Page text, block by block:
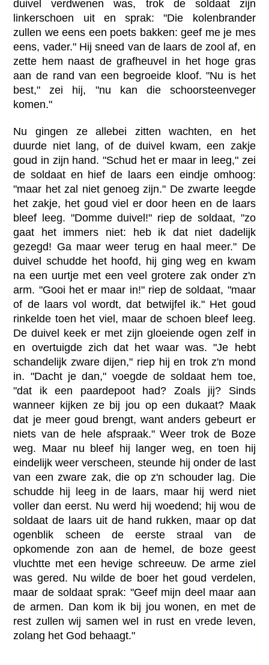
duivel verdwenen was, trok de soldaat zijn
linkerschoen uit en sprak: "Die kolenbrander
zullen we eens een poets bakken: geef me je mes
eens, vader." Hij sneed van de laars de zool af, en
zette hem naast de grafheuvel in het hoge gras
aan de rand van een begroeide kloof. "Nu is het
best," zei hij, "nu kan die schoorsteenveger
komen."
Nu gingen ze allebei zitten wachten, en het
duurde niet lang, of de duivel kwam, een zakje
goud in zijn hand. "Schud het er maar in leeg," zei
de soldaat en hief de laars een eindje omhoog:
"maar het zal niet genoeg zijn." De zwarte leegde
het zakje, het goud viel er door heen en de laars
bleef leeg. "Domme duivel!" riep de soldaat, "zo
gaat het immers niet: heb ik dat niet dadelijk
gezegd! Ga maar weer terug en haal meer." De
duivel schudde het hoofd, hij ging weg en kwam
na een uurtje met een veel grotere zak onder z'n
arm. "Gooi het er maar in!" riep de soldaat, "maar
of de laars vol wordt, dat betwijfel ik." Het goud
rinkelde toen het viel, maar de schoen bleef leeg.
De duivel keek er met zijn gloeiende ogen zelf in
en overtuigde zich dat het waar was. "Je hebt
schandelijk zware dijen," riep hij en trok z'n mond
in. "Dacht je dan," voegde de soldaat hem toe,
"dat ik een paardepoot had? Zoals jij? Sinds
wanneer kijken ze bij jou op een dukaat? Maak
dat je meer goud brengt, want anders gebeurt er
niets van de hele afspraak." Weer trok de Boze
weg. Maar nu bleef hij langer weg, en toen hij
eindelijk weer verscheen, steunde hij onder de last
van een zware zak, die op z'n schouder lag. Die
schudde hij leeg in de laars, maar hij werd niet
voller dan eerst. Nu werd hij woedend; hij wou de
soldaat de laars uit de hand rukken, maar op dat
ogenblik scheen de eerste straal van de
opkomende zon aan de hemel, de boze geest
vluchtte met een hevige schreeuw. De arme ziel
was gered. Nu wilde de boer het goud verdelen,
maar de soldaat sprak: "Geef mijn deel maar aan
de armen. Dan kom ik bij jou wonen, en met de
rest zullen wij samen wel in rust en vrede leven,
zolang het God behaagt."